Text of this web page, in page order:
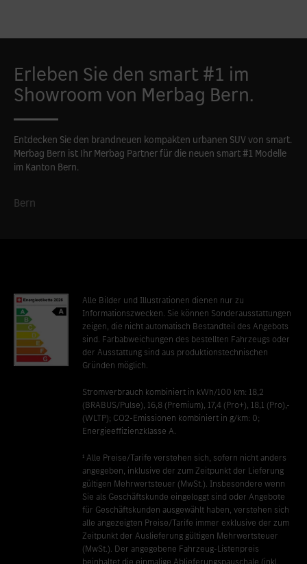
Erleben Sie den smart #1 im
Showroom von Merbag Bern.
Entdecken Sie den brandneuen kompakten urbanen SUV von smart.
Merbag Bern ist Ihr Merbag Partner für die neuen smart #1 Modelle
im Kanton Bern.
Bern
Alle Bilder und Illustrationen dienen nur zu
Informationszwecken. Sie können Sonderausstattungen
zeigen, die nicht automatisch Bestandteil des Angebots
sind. Farbabweichungen des bestellten Fahrzeugs oder
der Ausstattung sind aus produktionstechnischen
Gründen möglich.
Stromverbrauch kombiniert in kWh/100 km: 18,2
(BRABUS/Pulse), 16,8 (Premium), 17,4 (Pro+), 18,1 (Pro),-
(WLTP); CO2-Emissionen kombiniert in g/km: 0;
Energieeffizienzklasse A.
¹ Alle Preise/Tarife verstehen sich, sofern nicht anders
angegeben, inklusive der zum Zeitpunkt der Lieferung
gültigen Mehrwertsteuer (MwSt.). Insbesondere wenn
Sie als Geschäftskunde eingeloggt sind oder Angebote
für Geschäftskunden ausgewählt haben, verstehen sich
alle angezeigten Preise/Tarife immer exklusive der zum
Zeitpunkt der Auslieferung gültigen Mehrwertsteuer
(MwSt.). Der angegebene Fahrzeug-Listenpreis
beinhaltet die einmalige Ablieferungspauschale (inkl.